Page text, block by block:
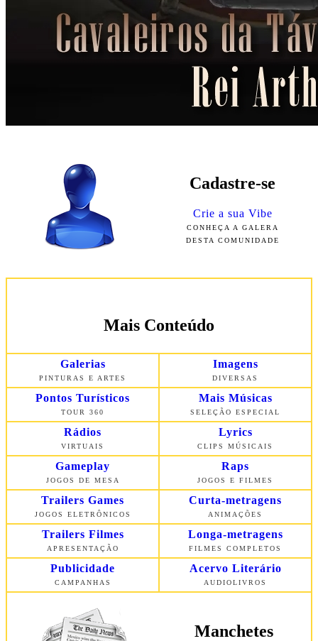
Cadastre-se
Crie a sua Vibe
CONHEÇA A GALERA
DESTA COMUNIDADE
Mais Conteúdo
Galerias
PINTURAS E ARTES
Imagens
DIVERSAS
Pontos Turísticos
TOUR 360
Mais Músicas
SELEÇÃO ESPECIAL
Rádios
VIRTUAIS
Lyrics
CLIPS MÚSICAIS
Gameplay
JOGOS DE MESA
Raps
JOGOS E FILMES
Trailers Games
JOGOS ELETRÔNICOS
Curta-metragens
ANIMAÇÕES
Trailers Filmes
APRESENTAÇÃO
Longa-metragens
FILMES COMPLETOS
Publicidade
CAMPANHAS
Acervo Literário
AUDIOLIVROS
Manchetes